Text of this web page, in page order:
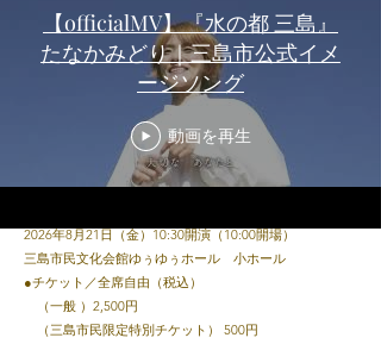
【officialMV】『水の都 三島』
たなかみどり｜三島市公式イメ
ージソング
動画を再生
YouTube
しあわせ虹色⭐︎
ファミリーコンサート
三島市民文化会館小ホール客席がリューアルされること
その完成セレモニーに合わせてコンサート開催します！
2026年8月21日（金）10:30開演（10:00開場）
三島市民文化会館ゆぅゆぅホール 小ホール
●チケット／全席自由（税込）
（一般 ）2,500円
（三島市民限定特別チケット） 500円